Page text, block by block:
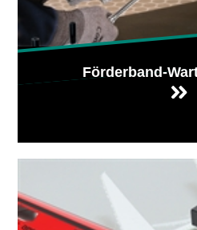
Förderband-